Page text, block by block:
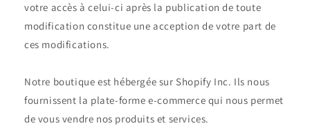
votre accès à celui-ci après la publication de toute
modification constitue une acception de votre part de
ces modifications.
Notre boutique est hébergée sur Shopify Inc. Ils nous
fournissent la plate-forme e-commerce qui nous permet
de vous vendre nos produits et services.